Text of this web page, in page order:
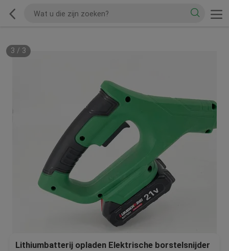
3 / 3
Lithiumbatterij opladen Elektrische borstelsnijder